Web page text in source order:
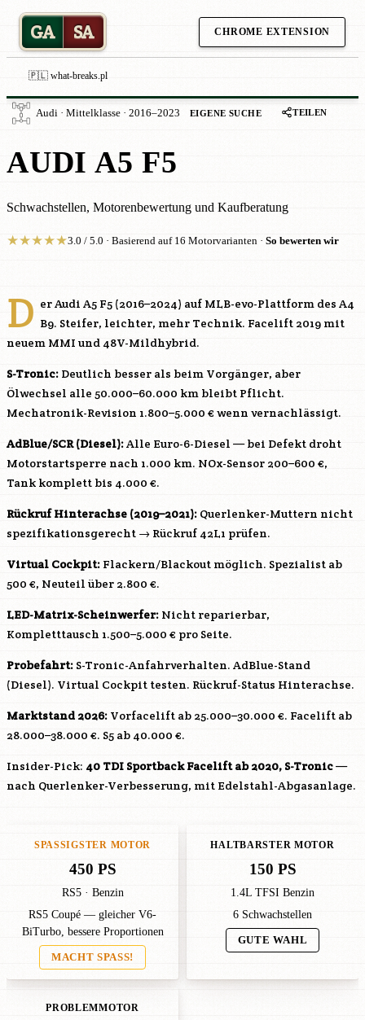
GA SA CHROME EXTENSION
🇵🇱 what-breaks.pl
Audi · Mittelklasse · 2016–2023 EIGENE SUCHE TEILEN
AUDI A5 F5
Schwachstellen, Motorenbewertung und Kaufberatung
★★★★★3.0 / 5.0 · Basierend auf 16 Motorvarianten · So bewerten wir
D er Audi A5 F5 (2016–2024) auf MLB-evo-Plattform des A4
B9. Steifer, leichter, mehr Technik. Facelift 2019 mit
neuem MMI und 48V-Mildhybrid.
S-Tronic: Deutlich besser als beim Vorgänger, aber
Ölwechsel alle 50.000–60.000 km bleibt Pflicht.
Mechatronik-Revision 1.800–5.000 € wenn vernachlässigt.
AdBlue/SCR (Diesel):Alle Euro-6-Diesel — bei Defekt droht
Motorstartsperre nach 1.000 km. NOx-Sensor 200–600 €,
Tank komplett bis 4.000 €.
Rückruf Hinterachse (2019–2021): Querlenker-Muttern nicht
spezifikationsgerecht → Rückruf 42L1 prüfen.
Virtual Cockpit: Flackern/Blackout möglich. Spezialist ab
500 €, Neuteil über 2.800 €.
LED-Matrix-Scheinwerfer: Nicht reparierbar,
Kompletttausch 1.500–5.000 € pro Seite.
Probefahrt: S-Tronic-Anfahrverhalten. AdBlue-Stand
(Diesel). Virtual Cockpit testen. Rückruf-Status Hinterachse.
Marktstand 2026: Vorfacelift ab 25.000–30.000 €. Facelift ab
28.000–38.000 €. S5 ab 40.000 €.
Insider-Pick: 40 TDI Sportback Facelift ab 2020, S-Tronic—
nach Querlenker-Verbesserung, mit Edelstahl-Abgasanlage.
SPASSIGSTER MOTOR
450 PS
RS5 · Benzin
RS5 Coupé — gleicher V6-
BiTurbo, bessere Proportionen
MACHT SPASS!
HALTBARSTER MOTOR
150 PS
1.4L TFSI Benzin
6 Schwachstellen
GUTE WAHL
PROBLEMMOTOR